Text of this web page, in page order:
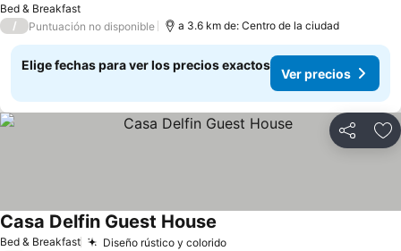
Bed & Breakfast
/ Puntuación no disponible a 3.6 km de: Centro de la ciudad
Elige fechas para ver los precios exactos
Ver precios
Compartir
Bed & Breakfast Diseño rústico y colorido
Casa Delfin Guest House